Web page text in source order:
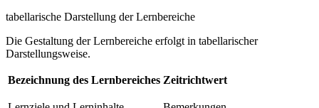
tabellarische Darstellung der Lernbereiche
Die Gestaltung der Lernbereiche erfolgt in tabellarischer
Darstellungsweise.
Bezeichnung des Lernbereiches Zeitrichtwert